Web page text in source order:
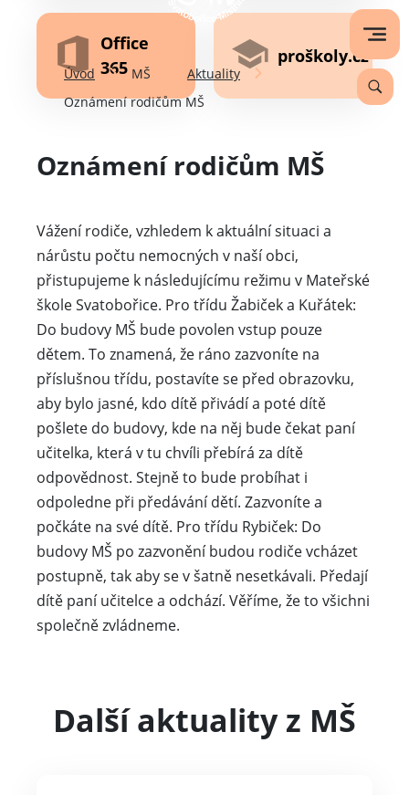
Office
365
proškoly.cz
Úvod MŠ
Aktuality
Oznámení rodičům MŠ
Oznámení rodičům MŠ
Vážení rodiče, vzhledem k aktuální situaci a
nárůstu počtu nemocných v naší obci,
přistupujeme k následujícímu režimu v Mateřské
škole Svatobořice. Pro třídu Žabiček a Kuřátek:
Do budovy MŠ bude povolen vstup pouze
dětem. To znamená, že ráno zazvoníte na
příslušnou třídu, postavíte se před obrazovku,
aby bylo jasné, kdo dítě přivádí a poté dítě
pošlete do budovy, kde na něj bude čekat paní
učitelka, která v tu chvíli přebírá za dítě
odpovědnost. Stejně to bude probíhat i
odpoledne při předávání dětí. Zazvoníte a
počkáte na své dítě. Pro třídu Rybiček: Do
budovy MŠ po zazvonění budou rodiče vcházet
postupně, tak aby se v šatně nesetkávali. Předají
dítě paní učitelce a odchází. Věříme, že to všichni
společně zvládneme.
Další aktuality z MŠ